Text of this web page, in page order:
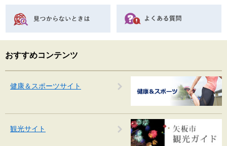
おすすめコンテンツ
健康＆スポーツサイト
観光サイト